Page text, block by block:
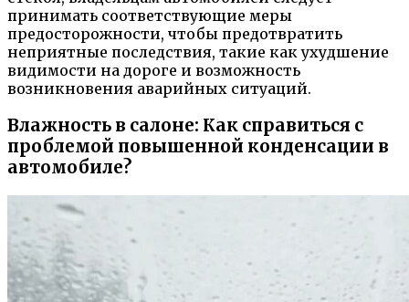
принимать соответствующие меры
предосторожности, чтобы предотвратить
неприятные последствия, такие как ухудшение
видимости на дороге и возможность
возникновения аварийных ситуаций.
Влажность в салоне: Как справиться с
проблемой повышенной конденсации в
автомобиле?